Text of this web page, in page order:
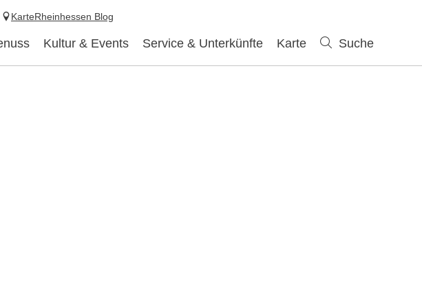
Kultur & Events Service & Unterkünfte Karte Suche
KarteRheinhessen Blog